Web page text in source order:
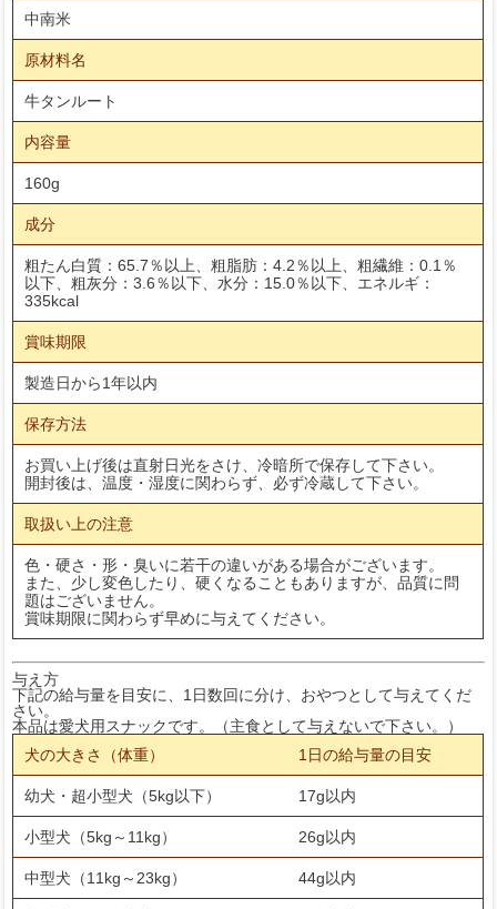
中南米
原材料名
牛タンルート
内容量
160g
成分
粗たん白質：65.7％以上、粗脂肪：4.2％以上、粗繊維：0.1％
以下、粗灰分：3.6％以下、水分：15.0％以下、エネルギ：
335kcal
賞味期限
製造日から1年以内
保存方法
お買い上げ後は直射日光をさけ、冷暗所で保存して下さい。
開封後は、温度・湿度に関わらず、必ず冷蔵して下さい。
取扱い上の注意
色・硬さ・形・臭いに若干の違いがある場合がございます。
また、少し変色したり、硬くなることもありますが、品質に問
題はございません。
賞味期限に関わらず早めに与えてください。
与え方
下記の給与量を目安に、1日数回に分け、おやつとして与えてくだ
さい。
本品は愛犬用スナックです。（主食として与えないで下さい。）
犬の大きさ（体重）
1日の給与量の目安
幼犬・超小型犬（5kg以下） 17g以内
小型犬（5kg～11kg） 26g以内
中型犬（11kg～23kg） 44g以内